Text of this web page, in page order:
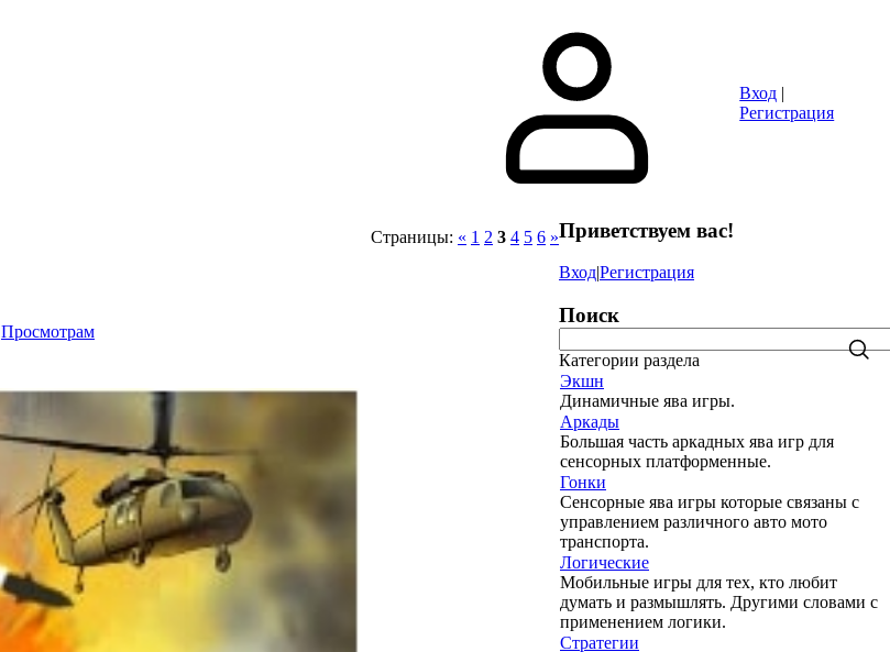
Вход |
Регистрация
Страницы: « 1 2 3 4 5 6 »
Просмотрам
Приветствуем вас!
Вход|Регистрация
Поиск
Категории раздела
Экшн
Динамичные ява игры.
Аркады
Большая часть аркадных ява игр для
сенсорных платформенные.
Гонки
Сенсорные ява игры которые связаны с
управлением различного авто мото
транспорта.
Логические
Мобильные игры для тех, кто любит
думать и размышлять. Другими словами с
применением логики.
Стратегии